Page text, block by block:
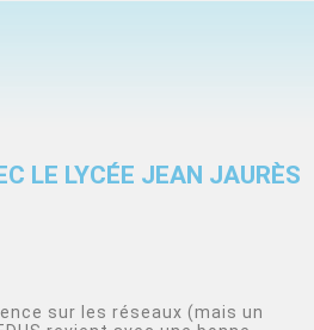
LE LYCÉE JEAN JAURÈS
sur les réseaux (mais un